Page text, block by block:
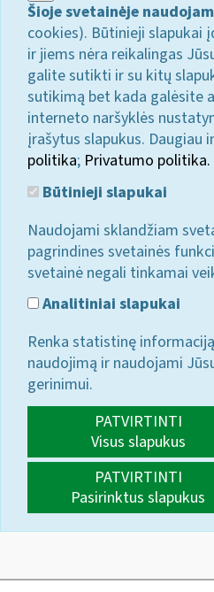
Šioje svetainėje
cookies). Būtinieji slapukai
ir jiems nėra reikalingas
galite sutikti ir su kitų
sutikimą bet kada galėsite
interneto naršyklės
įrašytus slapukus. Daugiau
politika; Privatumo politika.
Būtinieji slapukai
Naudojami sklandžiam
pagrindines svetainės
svetainė negali tinkamai
Analitiniai slapukai
Renka statistinę
naudojimą ir naudojami
gerinimui.
PATVIRTINTI
Visus slapukus
PATVIRTINTI
Pasirinktus slapukus